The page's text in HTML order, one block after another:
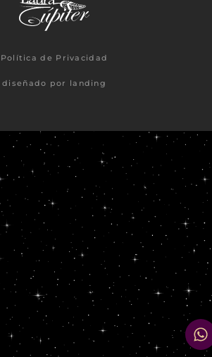
Política de Privacidad
diseñado por landing